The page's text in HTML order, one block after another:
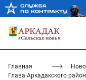
Главная
Глава Аркадакского